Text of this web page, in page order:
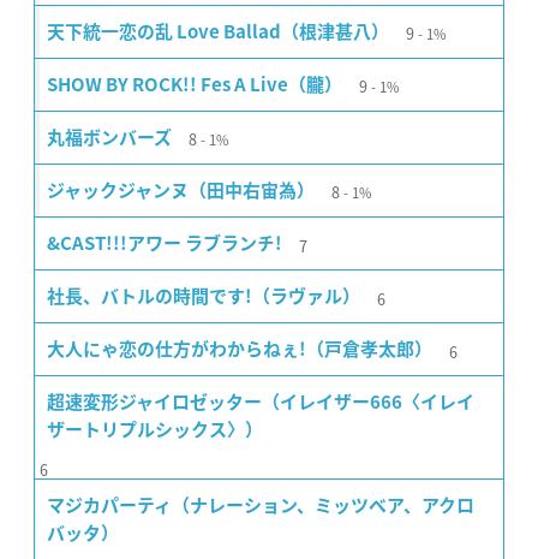
天下統一恋の乱 Love Ballad（根津甚八） 9 1%
SHOW BY ROCK!! Fes A Live（朧） 9 1%
丸福ボンバーズ 8 1%
ジャックジャンヌ（田中右宙為） 8 1%
&CAST!!!アワー ラブランチ! 7
社長、バトルの時間です!（ラヴァル） 6
大人にゃ恋の仕方がわからねぇ!（戸倉孝太郎） 6
超速変形ジャイロゼッター（イレイザー666〈イレイ
ザートリプルシックス〉）
6
マジカパーティ（ナレーション、ミッツベア、アクロ
バッタ）